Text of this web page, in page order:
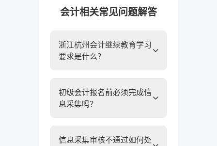
会计相关常见问题解答
浙江杭州会计继续教育学习
要求是什么？
初级会计报名前必须完成信
息采集吗？
信息采集审核不通过如何处